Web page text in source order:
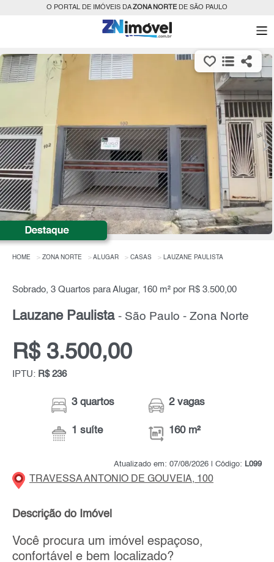
O PORTAL DE IMÓVEIS DAZONA NORTEDE SÃO PAULO
HOME ZONA NORTE ALUGAR CASAS LAUZANE PAULISTA
Sobrado, 3 Quartos para Alugar, 160 m² por R$ 3.500,00
Lauzane Paulista - São Paulo - Zona Norte
R$ 3.500,00
IPTU: R$ 236
3 quartos
1 suíte
2 vagas
160 m²
Atualizado em: 07/08/2026 | Código: L099
TRAVESSA ANTONIO DE GOUVEIA, 100
Descrição do Imóvel
Você procura um imóvel espaçoso,
confortável e bem localizado?